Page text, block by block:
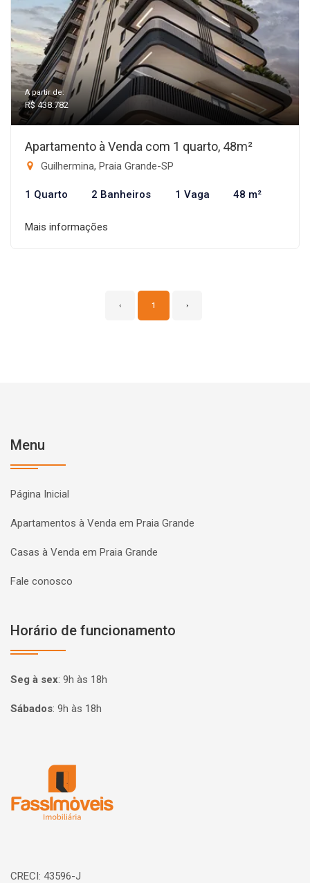
A partir de:
R$ 438.782
Apartamento à Venda com 1 quarto, 48m²
Guilhermina, Praia Grande-SP
1 Quarto 2 Banheiros 1 Vaga 48 m²
Mais informações
‹ 1 ›
Menu
Página Inicial
Apartamentos à Venda em Praia Grande
Casas à Venda em Praia Grande
Fale conosco
Horário de funcionamento
Seg à sex: 9h às 18h
Sábados: 9h às 18h
CRECI: 43596-J